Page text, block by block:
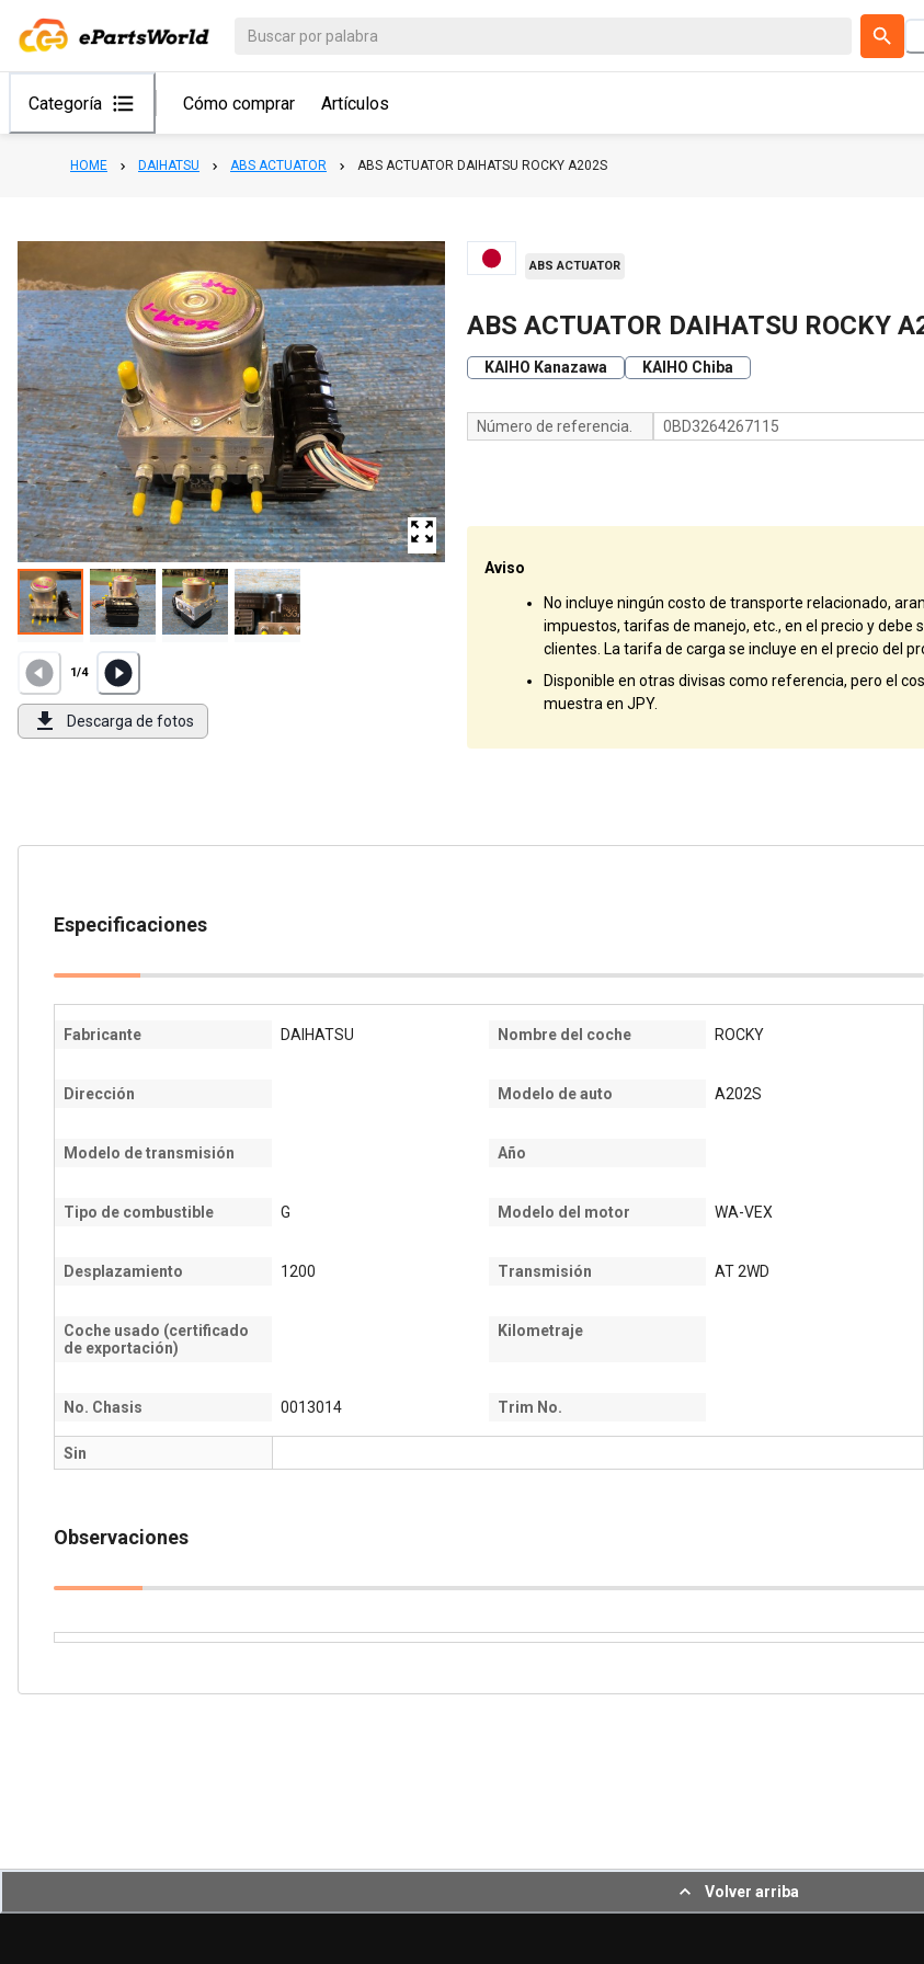
Categoría Cómo comprar Artículos
HOME DAIHATSU ABS ACTUATOR ABS ACTUATOR DAIHATSU ROCKY A202S
1/4
Descarga de fotos
ABS ACTUATOR
ABS ACTUATOR DAIHATSU ROCKY
KAIHO Kanazawa KAIHO Chiba
Número de referencia. 0BD3264267115
Aviso
No incluye ningún costo de transporte relacionado,
impuestos, tarifas de manejo, etc., en el precio y debe
clientes. La tarifa de carga se incluye en el precio del
Disponible en otras divisas como referencia, pero el
muestra en JPY.
Especificaciones
Fabricante DAIHATSU Nombre del coche ROCKY
Dirección Modelo de auto A202S
Modelo de transmisión Año
Tipo de combustible G Modelo del motor WA-VEX
Desplazamiento 1200 Transmisión AT 2WD
Coche usado (certificado
de exportación)
Kilometraje
No. Chasis 0013014 Trim No.
Sin
Observaciones
Volver arriba